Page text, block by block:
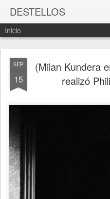
DESTELLOS
Inicio
SEP
15
(Milan Kundera
realizó